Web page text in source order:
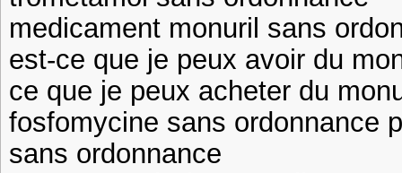
medicament monuril sans
est-ce que je peux avoir du
ce que je peux acheter du
fosfomycine sans ordonnance
sans ordonnance